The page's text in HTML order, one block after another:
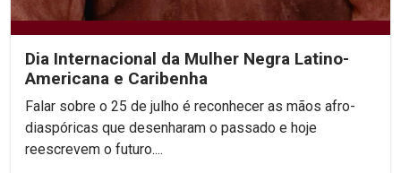
Dia Internacional da Mulher Negra Latino-
Americana e Caribenha
Falar sobre o 25 de julho é reconhecer as mãos afro-
diaspóricas que desenharam o passado e hoje
reescrevem o futuro....